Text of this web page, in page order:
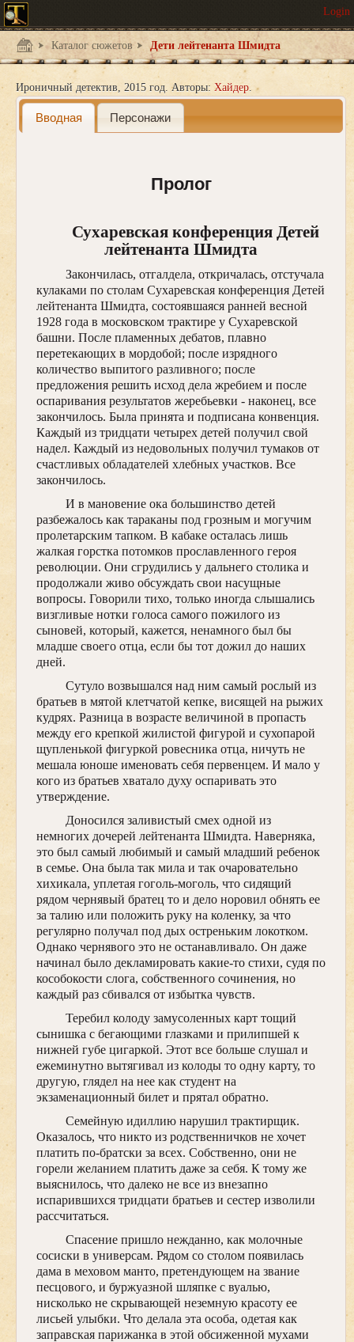
Каталог сюжетов Дети лейтенанта Шмидта
Ироничный детектив 2015 год. Авторы: Хайдер
Вводная Персонажи
Пролог
Сухаревская конференция Детей
лейтенанта Шмидта
Закончилась, отгалдела, откричалась, отстучала
кулаками по столам Сухаревская конференция Детей
лейтенанта Шмидта, состоявшаяся ранней весной
1928 года в московском трактире у Сухаревской
башни. После пламенных дебатов, плавно
перетекающих в мордобой; после изрядного
количество выпитого разливного; после
предложения решить исход дела жребием и после
оспаривания результатов жеребьевки - наконец, все
закончилось. Была принята и подписана конвенция.
Каждый из тридцати четырех детей получил свой
надел. Каждый из недовольных получил тумаков от
счастливых обладателей хлебных участков. Все
закончилось.
И в мановение ока большинство детей
разбежалось как тараканы под грозным и могучим
пролетарским тапком. В кабаке осталась лишь
жалкая горстка потомков прославленного героя
революции. Они сгрудились у дальнего столика и
продолжали живо обсуждать свои насущные
вопросы. Говорили тихо, только иногда слышались
визгливые нотки голоса самого пожилого из
сыновей, который, кажется, ненамного был бы
младше своего отца, если бы тот дожил до наших
дней.
Сутуло возвышался над ним самый рослый из
братьев в мятой клетчатой кепке, висящей на рыжих
кудрях. Разница в возрасте величиной в пропасть
между его крепкой жилистой фигурой и сухопарой
щупленькой фигуркой ровесника отца, ничуть не
мешала юноше именовать себя первенцем. И мало у
кого из братьев хватало духу оспаривать это
утверждение.
Доносился заливистый смех одной из
немногих дочерей лейтенанта Шмидта. Наверняка,
это был самый любимый и самый младший ребенок
в семье. Она была так мила и так очаровательно
хихикала, уплетая гоголь-моголь, что сидящий
рядом чернявый братец то и дело норовил обнять ее
за талию или положить руку на коленку, за что
регулярно получал под дых остреньким локотком.
Однако чернявого это не останавливало. Он даже
начинал было декламировать какие-то стихи, судя по
кособокости слога, собственного сочинения, но
каждый раз сбивался от избытка чувств.
Теребил колоду замусоленных карт тощий
сынишка с бегающими глазками и прилипшей к
нижней губе цигаркой. Этот все больше слушал и
ежеминутно вытягивал из колоды то одну карту, то
другую, глядел на нее как студент на
экзаменационный билет и прятал обратно.
Семейную идиллию нарушил трактирщик.
Оказалось, что никто из родственничков не хочет
платить по-братски за всех. Собственно, они не
горели желанием платить даже за себя. К тому же
выяснилось, что далеко не все из внезапно
испарившихся тридцати братьев и сестер изволили
рассчитаться.
Спасение пришло нежданно, как молочные
сосиски в универсам. Рядом со столом появилась
дама в меховом манто, претендующем на звание
песцового, и буржуазной шляпке с вуалью,
нисколько не скрывающей неземную красоту ее
лисьей улыбки. Что делала эта особа, одетая как
заправская парижанка в этой обсиженной мухами